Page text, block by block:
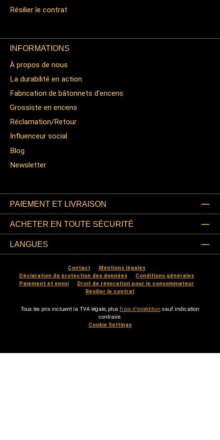
Résilier le contrat
INFORMATIONS
À propos de nous
La durabilité en action
Fabrication de bâtonnets d'encens
Grossiste en encens
Réclamation/Retour
Influenceur social
Blog
Newsletter
PAIEMENT ET LIVRAISON
ACHETER EN TOUTE SÉCURITÉ
LANGUES
Contact
Mentions légales
Déclaration de protection des données
Conditions générales
Paiement et envoi
Droit de révocation pour le consommateur
Résilier le contrat
Tous les prix incluent la TVA légale, plus frais d'expédition sauf indication
contraire.
Cookie Settings